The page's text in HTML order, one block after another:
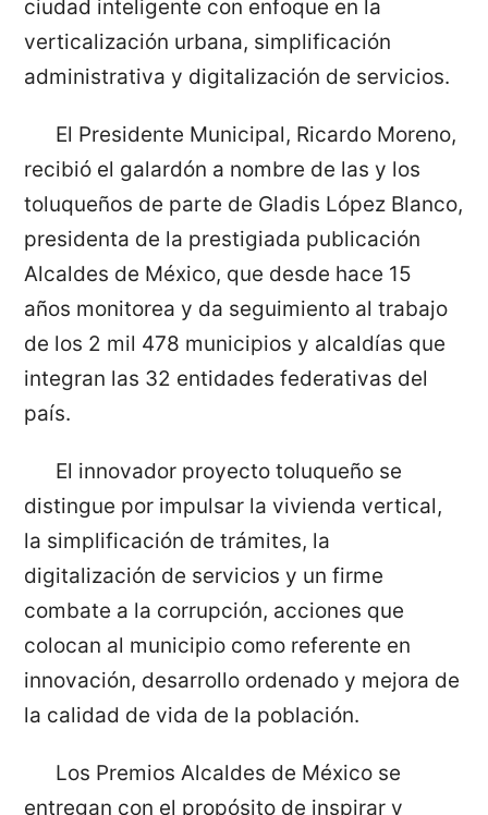
ciudad inteligente con enfoque en la
verticalización urbana, simplificación
administrativa y digitalización de servicios.
El Presidente Municipal, Ricardo Moreno,
recibió el galardón a nombre de las y los
toluqueños de parte de Gladis López Blanco,
presidenta de la prestigiada publicación
Alcaldes de México, que desde hace 15
años monitorea y da seguimiento al trabajo
de los 2 mil 478 municipios y alcaldías que
integran las 32 entidades federativas del
país.
El innovador proyecto toluqueño se
distingue por impulsar la vivienda vertical,
la simplificación de trámites, la
digitalización de servicios y un firme
combate a la corrupción, acciones que
colocan al municipio como referente en
innovación, desarrollo ordenado y mejora de
la calidad de vida de la población.
Los Premios Alcaldes de México se
entregan con el propósito de inspirar y